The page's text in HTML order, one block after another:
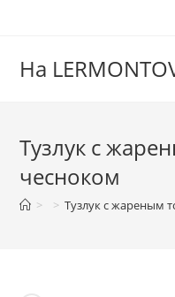
На
Тузлук с
чесноком
> > Тузлук с жареным